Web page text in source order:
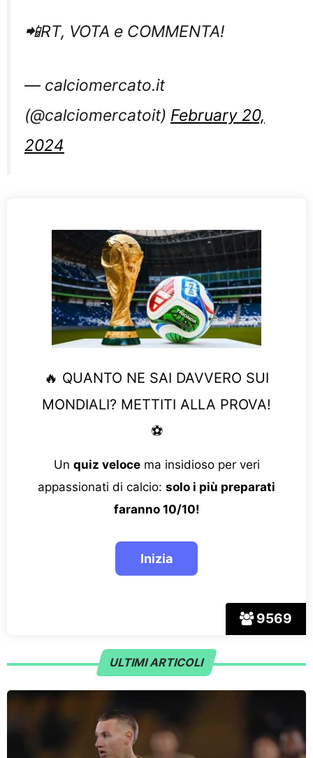
📲RT, VOTA e COMMENTA!
— calciomercato.it
(@calciomercatoit) February 20,
2024
9569
🔥 QUANTO NE SAI DAVVERO SUI
MONDIALI? METTITI ALLA PROVA!
⚽
Un quiz velocema insidioso per veri
appassionati di calcio: solo i più preparati
faranno 10/10!
ULTIMI ARTICOLI